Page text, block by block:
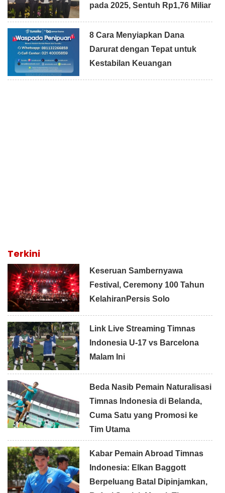
pada 2025, Sentuh Rp1,76 Miliar
8 Cara Menyiapkan Dana
Darurat dengan Tepat untuk
Kestabilan Keuangan
Terkini
Keseruan Sambernyawa
Festival, Ceremony 100 Tahun
KelahiranPersis Solo
Link Live Streaming Timnas
Indonesia U-17 vs Barcelona
Malam Ini
Beda Nasib Pemain Naturalisasi
Timnas Indonesia di Belanda,
Cuma Satu yang Promosi ke
Tim Utama
Kabar Pemain Abroad Timnas
Indonesia: Elkan Baggott
Berpeluang Batal Dipinjamkan,